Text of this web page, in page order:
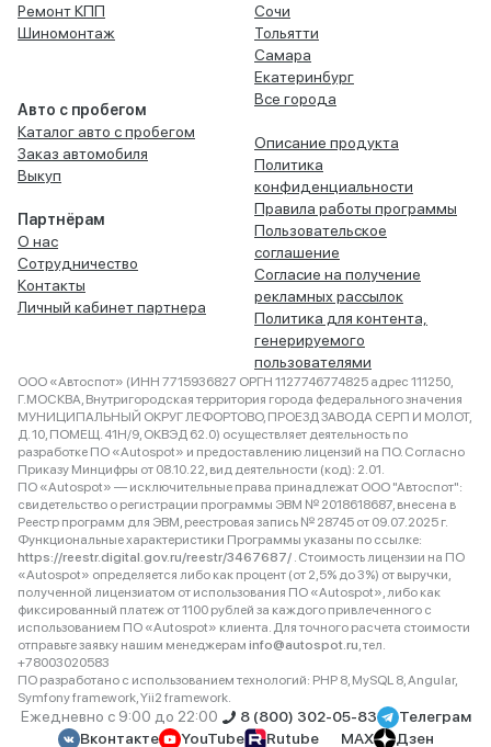
Ремонт КПП
Шиномонтаж
Авто с пробегом
Каталог авто с пробегом
Заказ автомобиля
Выкуп
Партнёрам
О нас
Сотрудничество
Контакты
Личный кабинет партнера
Сочи
Тольятти
Самара
Екатеринбург
Все города
Описание продукта
Политика
конфиденциальности
Правила работы программы
Пользовательское
соглашение
Согласие на получение
рекламных рассылок
Политика для контента,
генерируемого
пользователями
ООО «Автоспот» (ИНН 7715936827 ОРГН 1127746774825 адрес 111250,
Г.МОСКВА, Внутригородская территория города федерального значения
МУНИЦИПАЛЬНЫЙ ОКРУГ ЛЕФОРТОВО, ПРОЕЗД ЗАВОДА СЕРП И МОЛОТ,
Д. 10, ПОМЕЩ. 41Н/9, ОКВЭД 62.0) осуществляет деятельность по
разработке ПО «Autospot» и предоставлению лицензий на ПО. Согласно
Приказу Минцифры от 08.10.22, вид деятельности (код): 2.01.
ПО «Autospot» — исключительные права принадлежат ООО "Автоспот":
свидетельство о регистрации программы ЭВМ № 2018618687, внесена в
Реестр программ для ЭВМ, реестровая запись № 28745 от 09.07.2025 г.
Функциональные характеристики Программы указаны по ссылке:
https://reestr.digital.gov.ru/reestr/3467687/ . Стоимость лицензии на ПО
«Autospot» определяется либо как процент (от 2,5% до 3%) от выручки,
полученной лицензиатом от использования ПО «Autospot», либо как
фиксированный платеж от 1100 рублей за каждого привлеченного с
использованием ПО «Autospot» клиента. Для точного расчета стоимости
отправьте заявку нашим менеджерам info@autospot.ru, тел.
+78003020583
ПО разработано с использованием технологий: PHP 8, MySQL 8, Angular,
Symfony framework, Yii2 framework.
Ежедневно с 9:00 до 22:00 8 (800) 302-05-83
Телеграм
Вконтакте
YouTube Rutube MAX Дзен